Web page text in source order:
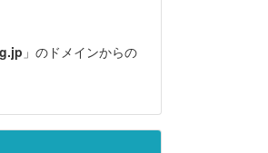
」のドメインからの